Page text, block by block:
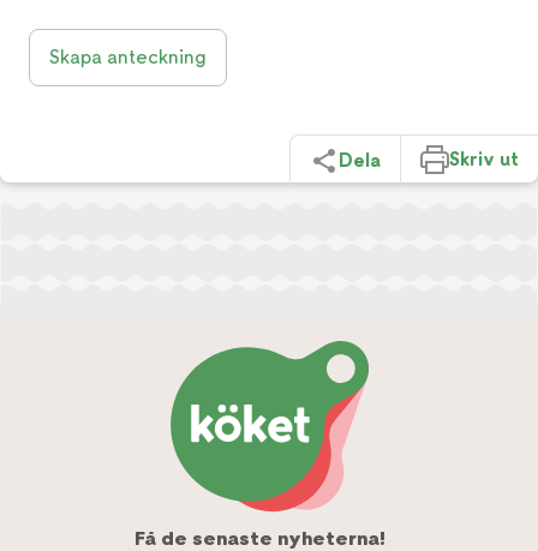
Skapa anteckning
Dela Skriv ut
Få de senaste nyheterna!